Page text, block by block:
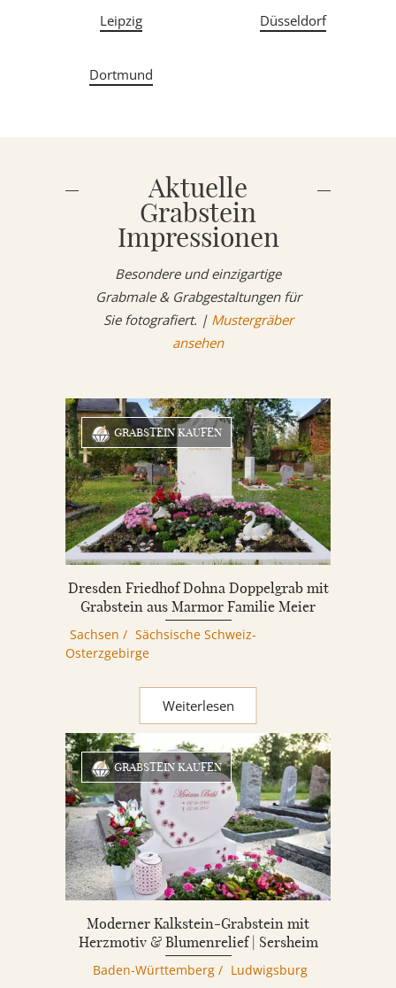
Leipzig Düsseldorf
Dortmund
Aktuelle
Grabstein
Impressionen
Besondere und einzigartige
Grabmale & Grabgestaltungen für
Sie fotografiert. | Mustergräber
ansehen
GRABSTEIN KAUFEN
Dresden Friedhof Dohna Doppelgrab mit
Grabstein aus Marmor Familie Meier
Sachsen / Sächsische Schweiz-
Osterzgebirge
Weiterlesen
GRABSTEIN KAUFEN
Moderner Kalkstein-Grabstein mit
Herzmotiv & Blumenrelief | Sersheim
Baden-Württemberg / Ludwigsburg